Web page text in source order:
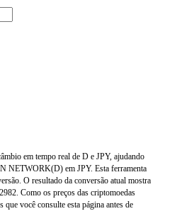
em tempo real de D e JPY, ajudando
NETWORK(D) em JPY. Esta ferramenta
O resultado da conversão atual mostra
Como os preços das criptomoedas
você consulte esta página antes de